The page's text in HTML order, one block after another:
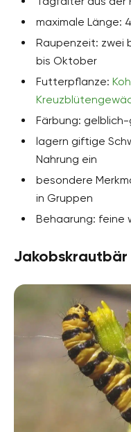
maximale Länge:
Raupenzeit: zwei
bis Oktober
Futterpflanze:
Färbung:
lagern giftige
Nahrung ein
besondere
in Gruppen
Behaarung: feine